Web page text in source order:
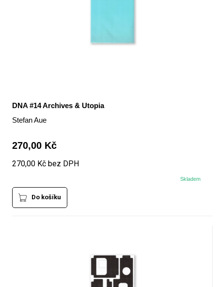
DNA #14 Archives & Utopia
Stefan Aue
270,00 Kč
270,00 Kč bez DPH
Skladem
Do košíku